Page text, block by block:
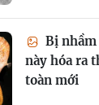
Bị nhầm
này hóa ra
toàn mới